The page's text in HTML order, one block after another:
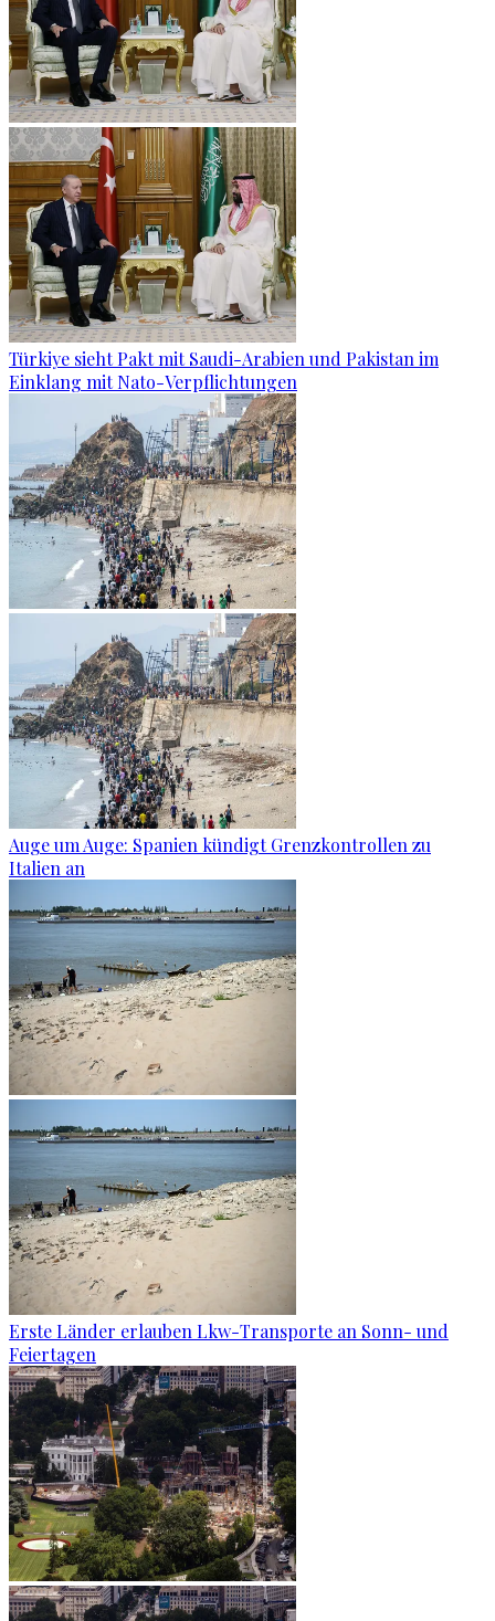
Türkiye sieht Pakt mit Saudi-Arabien und Pakistan im
Einklang mit Nato-Verpflichtungen
Auge um Auge: Spanien kündigt Grenzkontrollen zu
Italien an
Erste Länder erlauben Lkw-Transporte an Sonn- und
Feiertagen